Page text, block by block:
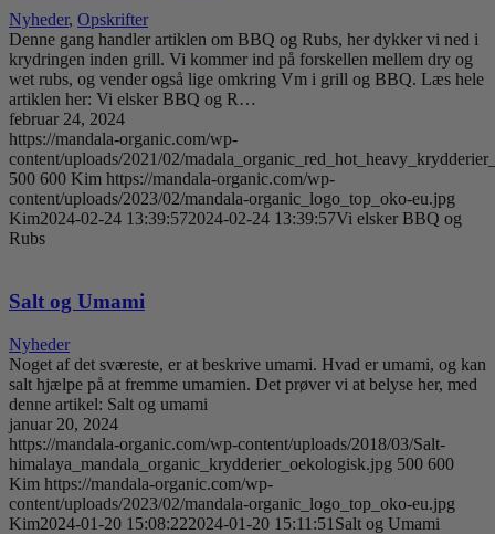
Nyheder, Opskrifter
Denne gang handler artiklen om BBQ og Rubs, her dykker vi ned i
krydringen inden grill. Vi kommer ind på forskellen mellem dry og
wet rubs, og vender også lige omkring Vm i grill og BBQ. Læs hele
artiklen her: Vi elsker BBQ og R…
februar 24, 2024
https://mandala-organic.com/wp-
content/uploads/2021/02/
500 600 Kim https://mandala-organic.com/wp-
content/uploads/2023/02/mandala-organic_logo_top_oko-eu.jpg
Kim2024-02-24 13:39:572024-02-24 13:39:57Vi elsker BBQ og
Rubs
Salt og Umami
Nyheder
Noget af det sværeste, er at beskrive umami. Hvad er umami, og kan
salt hjælpe på at fremme umamien. Det prøver vi at belyse her, med
denne artikel: Salt og umami
januar 20, 2024
https://mandala-organic.com/wp-content/uploads/2018/03/Salt-
himalaya_mandala_organic_krydderier_oekologisk.jpg 500 600
Kim https://mandala-organic.com/wp-
content/uploads/2023/02/mandala-organic_logo_top_oko-eu.jpg
Kim2024-01-20 15:08:222024-01-20 15:11:51 Salt og Umami